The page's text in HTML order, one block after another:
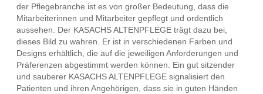
der Pflegebranche ist es von großer Bedeutung, dass die
Mitarbeiterinnen und Mitarbeiter gepflegt und ordentlich
aussehen. Der KASACHS ALTENPFLEGE trägt dazu bei,
dieses Bild zu wahren. Er ist in verschiedenen Farben und
Designs erhältlich, die auf die jeweiligen Anforderungen und
Präferenzen abgestimmt werden können. Ein gut sitzender
und sauberer KASACHS ALTENPFLEGE signalisiert den
Patienten und ihren Angehörigen, dass sie in guten Händen